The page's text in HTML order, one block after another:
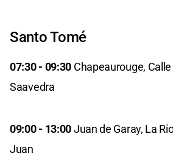
Santo Tomé
07:30 - 09:30 Chapeaurouge,
Saavedra
09:00 - 13:00Juan de Garay, La
Juan